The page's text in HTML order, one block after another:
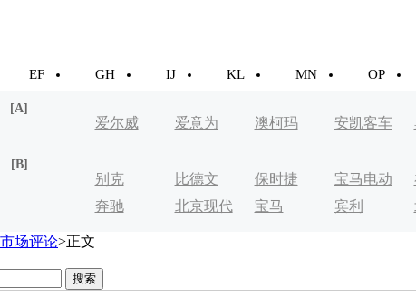
EF GH IJ KL MN OP
[A]
爱尔威 爱意为 澳柯玛 安凯客车
[B]
别克 比德文 保时捷 宝马电动
车
奔驰 北京现代 宝马 宾利
市场评论>正文